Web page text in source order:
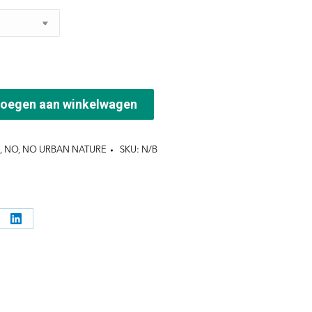
aan winkelwagen
, NO, NO URBAN NATURE SKU: N/B
Deel